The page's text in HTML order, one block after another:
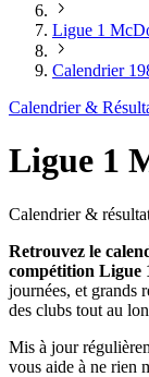
Ligue 1
Calendrier
Calendrier &
Ligue 1
Calendrier &
Retrouvez le
compétition Ligue
journées, et grands
des clubs tout au
Mis à jour
vous aide à ne rien